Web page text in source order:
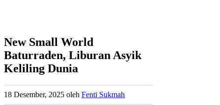
New Small World
Baturraden, Liburan Asyik
Keliling Dunia
18 Desember, 2025 oleh Fenti Sukmah